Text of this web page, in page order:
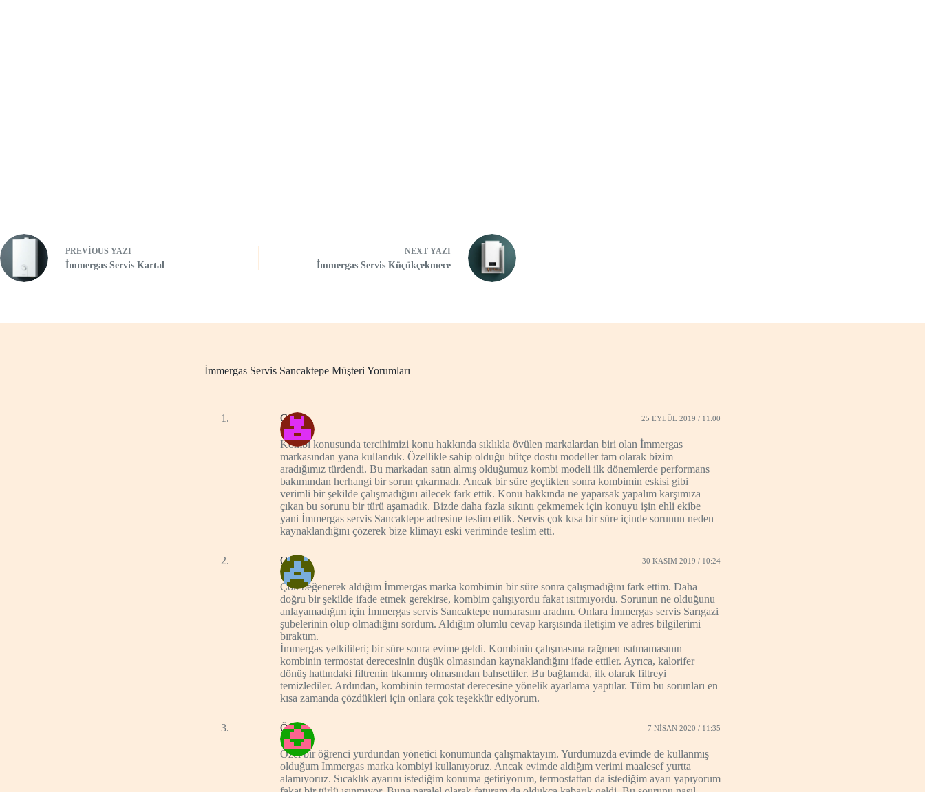
PREVIOUS YAZI
İmmergas Servis Kartal
NEXT YAZI
İmmergas Servis Küçükçekmece
İmmergas Servis Sancaktepe Müşteri Yorumları
Cenk 25 EYLÜL 2019 / 11:00
Kombi konusunda tercihimizi konu hakkında sıklıkla övülen markalardan biri olan İmmergas
markasından yana kullandık. Özellikle sahip olduğu bütçe dostu modeller tam olarak bizim
aradığımız türdendi. Bu markadan satın almış olduğumuz kombi modeli ilk dönemlerde performans
bakımından herhangi bir sorun çıkarmadı. Ancak bir süre geçtikten sonra kombimin eskisi gibi
verimli bir şekilde çalışmadığını ailecek fark ettik. Konu hakkında ne yaparsak yapalım karşımıza
çıkan bu sorunu bir türü aşamadık. Bizde daha fazla sıkıntı çekmemek için konuyu işin ehli ekibe
yani İmmergas servis Sancaktepe adresine teslim ettik. Servis çok kısa bir süre içinde sorunun neden
kaynaklandığını çözerek bize klimayı eski veriminde teslim etti.
Ozan 30 KASIM 2019 / 10:24
Çok beğenerek aldığım İmmergas marka kombimin bir süre sonra çalışmadığını fark ettim. Daha
doğru bir şekilde ifade etmek gerekirse, kombim çalışıyordu fakat ısıtmıyordu. Sorunun ne olduğunu
anlayamadığım için İmmergas servis Sancaktepe numarasını aradım. Onlara İmmergas servis Sarıgazi
şubelerinin olup olmadığını sordum. Aldığım olumlu cevap karşısında iletişim ve adres bilgilerimi
bıraktım.
İmmergas yetkilileri; bir süre sonra evime geldi. Kombinin çalışmasına rağmen ısıtmamasının
kombinin termostat derecesinin düşük olmasından kaynaklandığını ifade ettiler. Ayrıca, kalorifer
dönüş hattındaki filtrenin tıkanmış olmasından bahsettiler. Bu bağlamda, ilk olarak filtreyi
temizlediler. Ardından, kombinin termostat derecesine yönelik ayarlama yaptılar. Tüm bu sorunları en
kısa zamanda çözdükleri için onlara çok teşekkür ediyorum.
Ömer 7 NISAN 2020 / 11:35
Özel bir öğrenci yurdundan yönetici konumunda çalışmaktayım. Yurdumuzda evimde de kullanmış
olduğum Immergas marka kombiyi kullanıyoruz. Ancak evimde aldığım verimi maalesef yurtta
alamıyoruz. Sıcaklık ayarını istediğim konuma getiriyorum, termostattan da istediğim ayarı yapıyorum